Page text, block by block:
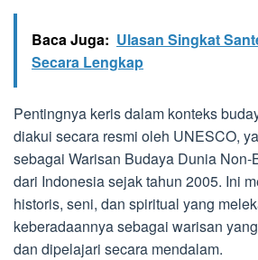
Baca Juga: Ulasan Singkat
Secara Lengkap
Pentingnya keris dalam konteks
diakui secara resmi oleh UNESCO,
sebagai Warisan Budaya Dunia
dari Indonesia sejak tahun 2005. Ini
historis, seni, dan spiritual yang
keberadaannya sebagai warisan
dan dipelajari secara mendalam.